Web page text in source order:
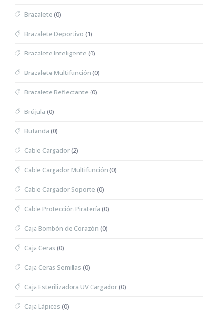
Brazalete (0)
Brazalete Deportivo (1)
Brazalete Inteligente (0)
Brazalete Multifunción (0)
Brazalete Reflectante (0)
Brújula (0)
Bufanda (0)
Cable Cargador(2)
Cable Cargador Multifunción (0)
Cable Cargador Soporte (0)
Cable Protección Piratería (0)
Caja Bombón de Corazón (0)
Caja Ceras (0)
Caja Ceras Semillas (0)
Caja Esterilizadora UV Cargador(0)
Caja Lápices (0)